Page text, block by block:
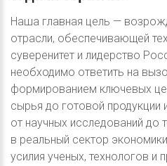
Наша главная цель —
отрасли, обеспечивающей
суверенитет и лидерство
необходимо ответить на
формированием ключевых
сырья до готовой продукции
от научных исследований до
в реальный сектор
усилия ученых, технологов